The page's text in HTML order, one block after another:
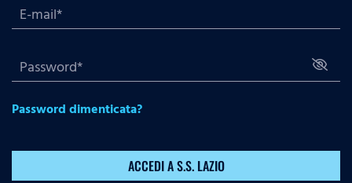
Password dimenticata?
ACCEDI A S.S. LAZIO